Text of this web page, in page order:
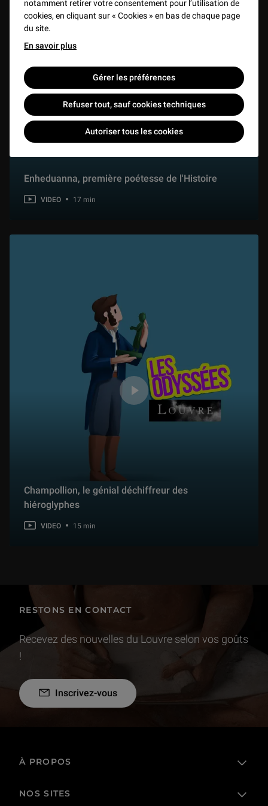
notamment retirer votre consentement pour l’utilisation de
cookies, en cliquant sur « Cookies » en bas de chaque page
du site.
En savoir plus
Gérer les préférences
Refuser tout, sauf cookies techniques
Autoriser tous les cookies
Enheduanna, première poétesse de l'Histoire
VIDEO 17 min
Champollion, le génial déchiffreur des
hiéroglyphes
VIDEO 15 min
RESTONS EN CONTACT
Recevez des nouvelles du Louvre selon vos goûts
!
Inscrivez-vous
À PROPOS
L'établissement public
NOS SITES